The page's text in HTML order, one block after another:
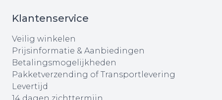
Klantenservice
Veilig winkelen
Prijsinformatie & Aanbiedingen
Betalingsmogelijkheden
Pakketverzending of Transportlevering
Levertijd